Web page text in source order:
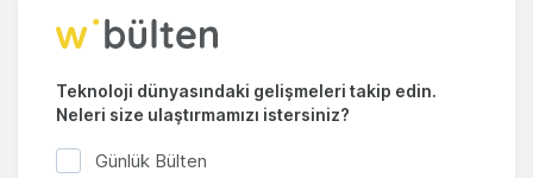
Teknoloji dünyasındaki gelişmeleri takip edin.
Neleri size ulaştırmamızı istersiniz?
Günlük Bülten